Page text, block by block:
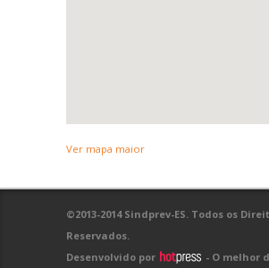
Ver mapa maior
©2013-2014 Sindprev-ES. Todos os
Reservados.
Desenvolvido por
- O melhor